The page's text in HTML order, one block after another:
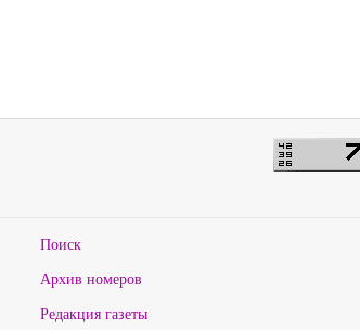
Поиск
Архив номеров
Редакция газеты